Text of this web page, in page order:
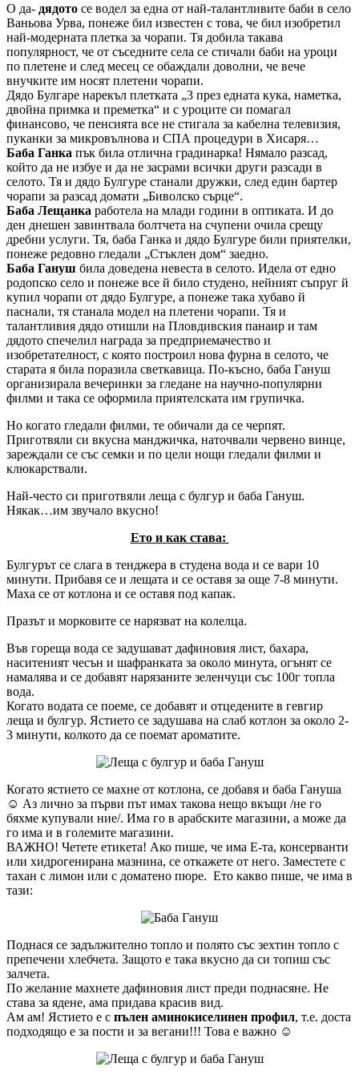
О да- дядото се водел за една от най-талантливите баби в село
Ваньова Урва, понеже бил известен с това, че бил изобретил
най-модерната плетка за чорапи. Тя добила такава
популярност, че от съседните села се стичали баби на уроци
по плетене и след месец се обаждали доволни, че вече
внучките им носят плетени чорапи.
Дядо Булгаре нарекъл плетката „3 през едната кука, наметка,
двойна примка и преметка“ и с уроците си помагал
финансово, че пенсията все не стигала за кабелна телевизия,
пуканки за микровълнова и СПА процедури в Хисаря…
Баба Ганка пък била отлична градинарка! Нямало разсад,
който да не избуе и да не засрами всички други разсади в
селото. Тя и дядо Булгуре станали дружки, след един бартер
чорапи за разсад домати „Биволско сърце“.
Баба Лещанка работела на млади години в оптиката. И до
ден днешен завинтвала болтчета на счупени очила срещу
дребни услуги. Тя, баба Ганка и дядо Булгуре били приятелки,
понеже редовно гледали „Стъклен дом“ заедно.
Баба Гануш била доведена невеста в селото. Идела от едно
родопско село и понеже все й било студено, нейният съпруг й
купил чорапи от дядо Булгуре, а понеже така хубаво й
паснали, тя станала модел на плетени чорапи. Тя и
талантливия дядо отишли на Пловдивския панаир и там
дядото спечелил награда за предприемачество и
изобретателност, с която построил нова фурна в селото, че
старата я била поразила светкавица. По-късно, баба Гануш
организирала вечеринки за гледане на научно-популярни
филми и така се оформила приятелската им групичка.
Но когато гледали филми, те обичали да се черпят.
Приготвяли си вкусна манджичка, наточвали червено винце,
зареждали се със семки и по цели нощи гледали филми и
клюкарствали.
Най-често си приготвяли леща с булгур и баба Гануш.
Някак…им звучало вкусно!
Ето и как става:
Булгурът се слага в тенджера в студена вода и се вари 10
минути. Прибавя се и лещата и се оставя за още 7-8 минути.
Маха се от котлона и се оставя под капак.
Празът и морковите се нарязват на колелца.
Във гореща вода се задушават дафиновия лист, бахара,
наситеният чесън и шафранката за около минута, огънят се
намалява и се добавят нарязаните зеленчуци със 100г топла
вода.
Когато водата се поеме, се добавят и отцедените в гевгир
леща и булгур. Ястието се задушава на слаб котлон за около 2-
3 минути, колкото да се поемат ароматите.
Когато ястието се махне от котлона, се добавя и баба Гануша
☺ Аз лично за първи път имах такова нещо вкъщи /не го
бяхме купували ние/. Има го в арабските магазини, а може да
го има и в големите магазини.
ВАЖНО! Четете етикета! Ако пише, че има Е-та, консерванти
или хидрогенирана мазнина, се откажете от него. Заместете с
тахан с лимон или с доматено пюре. Ето какво пише, че има в
тази:
Поднася се задължително топло и полято със зехтин топло с
препечени хлебчета. Защото е така вкусно да си топиш със
залчета.
По желание махнете дафиновия лист преди поднасяне. Не
става за ядене, ама придава красив вид.
Ам ам! Ястието е с пълен аминокиселинен профил, т.е. доста
подходящо е за пости и за вегани!!! Това е важно ☺